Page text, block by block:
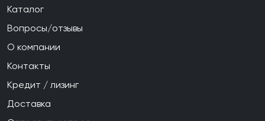
Каталог
Вопросы/отзывы
О компании
Контакты
Кредит / лизинг
Доставка